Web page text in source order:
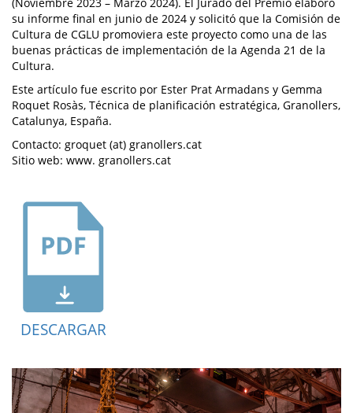
su informe final en junio de 2024 y solicitó que la Comisión de
Cultura de CGLU promoviera este proyecto como una de las
buenas prácticas de implementación de la Agenda 21 de la
Cultura.
Este artículo fue escrito por Ester Prat Armadans y Gemma
Roquet Rosàs, Técnica de planificación estratégica, Granollers,
Catalunya, España.
Contacto: groquet (at) granollers.cat
Sitio web: www. granollers.cat
DESCARGAR